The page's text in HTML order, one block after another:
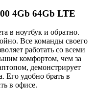
4Gb 64Gb LTE
в ноутбук и обратно.
Все команды своего
работать со всеми
комфортом, чем за
демонстрирует
Его удобно брать в
в офисе.